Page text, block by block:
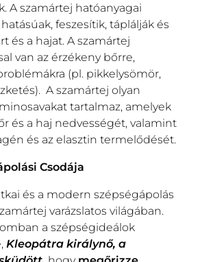
A szamártej hatóanyagai
feszesítik, táplálják és
és a hajat. A szamártej
van az érzékeny bőrre,
(pl. pikkelysömör,
A szamártej olyan
tartalmaz, amelyek
és a haj nedvességét, valamint
és az elasztin termelődését.
Csodája
és a modern szépségápolás
varázslatos világában.
a szépségideálok
Kleopátra királynő, a